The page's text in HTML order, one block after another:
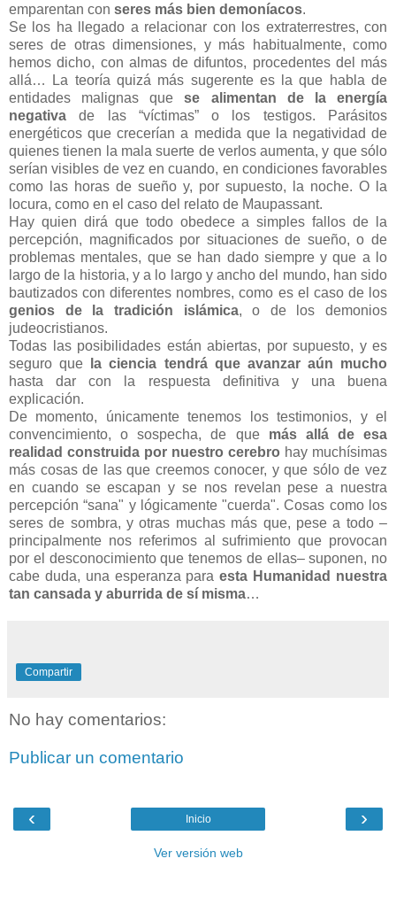
emparentan con seres más bien demoníacos.
Se los ha llegado a relacionar con los extraterrestres, con
seres de otras dimensiones, y más habitualmente, como
hemos dicho, con almas de difuntos, procedentes del más
allá… La teoría quizá más sugerente es la que habla de
entidades malignas quese alimentan de la energía
negativa de las “víctimas” o los testigos. Parásitos
energéticos que crecerían a medida que la negatividad de
quienes tienen la mala suerte de verlos aumenta, y que sólo
serían visibles de vez en cuando, en condiciones favorables
como las horas de sueño y, por supuesto, la noche. O la
locura, como en el caso del relato de Maupassant.
Hay quien dirá que todo obedece a simples fallos de la
percepción, magnificados por situaciones de sueño, o de
problemas mentales, que se han dado siempre y que a lo
largo de la historia, y a lo largo y ancho del mundo, han sido
bautizados con diferentes nombres, como es el caso de los
genios de la tradición islámica, o de los demonios
judeocristianos.
Todas las posibilidades están abiertas, por supuesto, y es
seguro que
la ciencia tendrá que avanzar aún mucho
hasta dar con la respuesta definitiva y una buena
explicación.
De momento, únicamente tenemos los testimonios, y el
convencimiento, o sospecha, de que más allá de esa
realidad construida por nuestro cerebro hay muchísimas
más cosas de las que creemos conocer, y que sólo de vez
en cuando se escapan y se nos revelan pese a nuestra
percepción “sana" y lógicamente "cuerda". Cosas como los
seres de sombra, y otras muchas más que, pese a todo –
principalmente nos referimos al sufrimiento que provocan
por el desconocimiento que tenemos de ellas– suponen, no
cabe duda, una esperanza paraesta Humanidad nuestra
tan cansada y aburrida de sí misma…
Compartir
No hay comentarios:
Publicar un comentario
‹ ›
Inicio
Ver versión web